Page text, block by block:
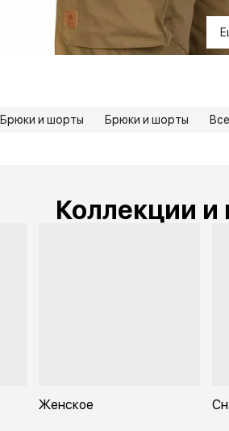
Брюки и шорты Брюки и шорты
Коллекции и
Женское